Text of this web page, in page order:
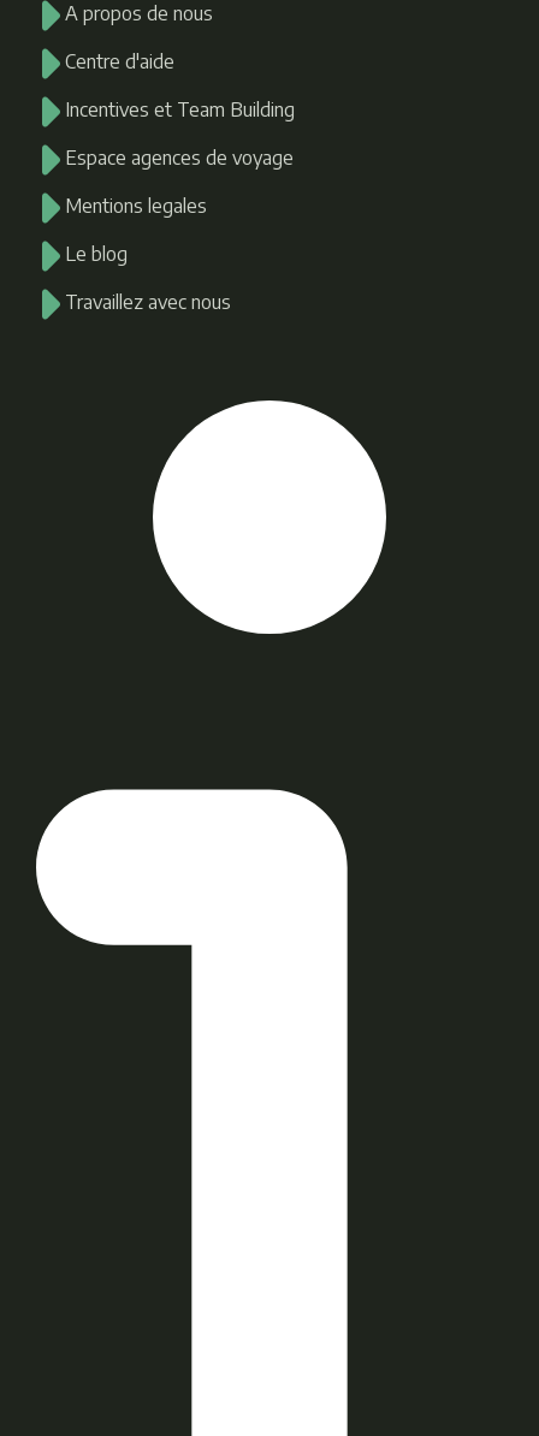
A propos de nous
Centre d'aide
Incentives et Team Building
Espace agences de voyage
Mentions legales
Le blog
Travaillez avec nous